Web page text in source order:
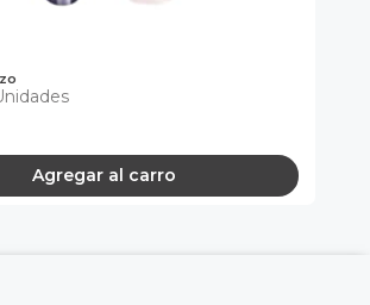
Agregar al carro